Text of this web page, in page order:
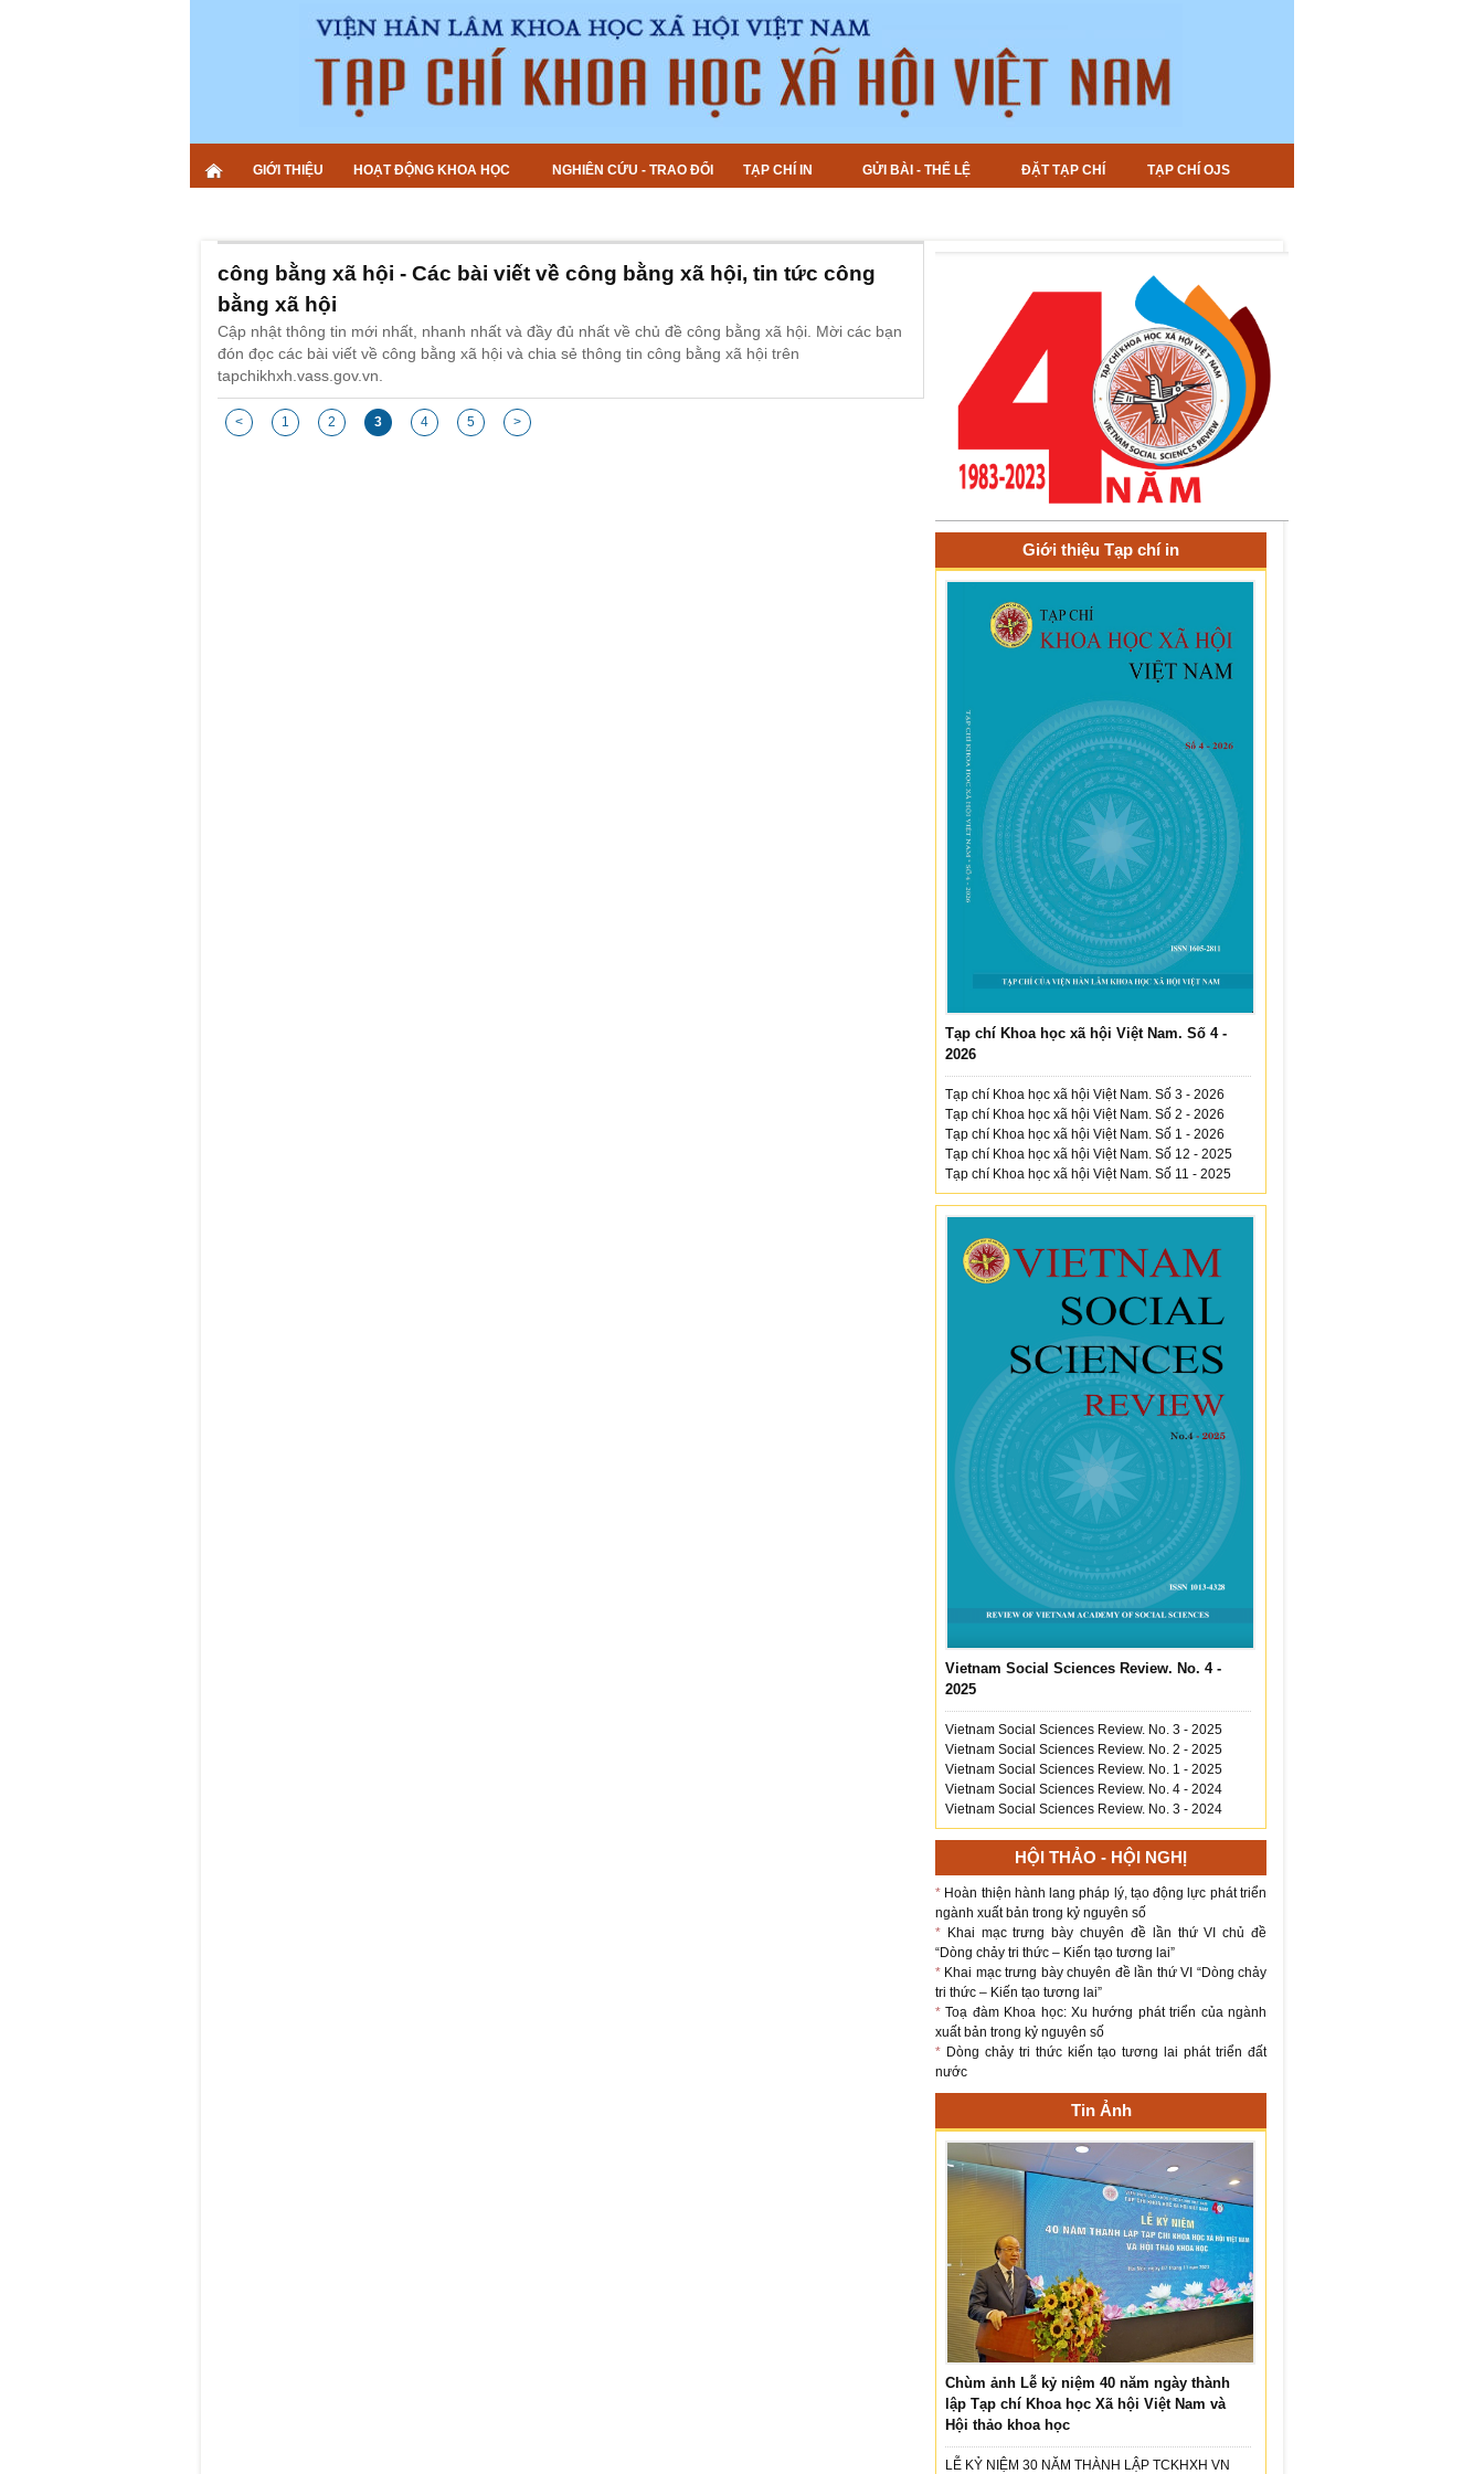
GIỚI THIỆU HOẠT ĐỘNG KHOA HỌC NGHIÊN CỨU - TRAO ĐỔI TẠP CHÍ IN GỬI BÀI - THỂ LỆ ĐẶT TẠP CHÍ TẠP CHÍ OJS
công bằng xã hội - Các bài viết về công bằng xã hội, tin tức công
bằng xã hội
Cập nhật thông tin mới nhất, nhanh nhất và đầy đủ nhất về chủ đề công bằng xã hội. Mời các bạn
đón đọc các bài viết về công bằng xã hội và chia sẻ thông tin công bằng xã hội trên
tapchikhxh.vass.gov.vn.
< 1 2 3 4 5 >
Giới thiệu Tạp chí in
Tạp chí Khoa học xã hội Việt Nam. Số 4 -
2026
Tạp chí Khoa học xã hội Việt Nam. Số 3 - 2026
Tạp chí Khoa học xã hội Việt Nam. Số 2 - 2026
Tạp chí Khoa học xã hội Việt Nam. Số 1 - 2026
Tạp chí Khoa học xã hội Việt Nam. Số 12 - 2025
Tạp chí Khoa học xã hội Việt Nam. Số 11 - 2025
Vietnam Social Sciences Review. No. 4 -
2025
Vietnam Social Sciences Review. No. 3 - 2025
Vietnam Social Sciences Review. No. 2 - 2025
Vietnam Social Sciences Review. No. 1 - 2025
Vietnam Social Sciences Review. No. 4 - 2024
Vietnam Social Sciences Review. No. 3 - 2024
HỘI THẢO - HỘI NGHỊ
* Hoàn thiện hành lang pháp lý, tạo động lực phát triển
ngành xuất bản trong kỷ nguyên số
* Khai mạc trưng bày chuyên đề lần thứ VI chủ đề
“Dòng chảy tri thức – Kiến tạo tương lai”
* Khai mạc trưng bày chuyên đề lần thứ VI “Dòng chảy
tri thức – Kiến tạo tương lai”
*Toạ đàm Khoa học: Xu hướng phát triển của ngành
xuất bản trong kỷ nguyên số
* Dòng chảy tri thức kiến tạo tương lai phát triển đất
nước
Tin Ảnh
Chùm ảnh Lễ kỷ niệm 40 năm ngày thành
lập Tạp chí Khoa học Xã hội Việt Nam và
Hội thảo khoa học
LỄ KỶ NIỆM 30 NĂM THÀNH LẬP TCKHXH VN